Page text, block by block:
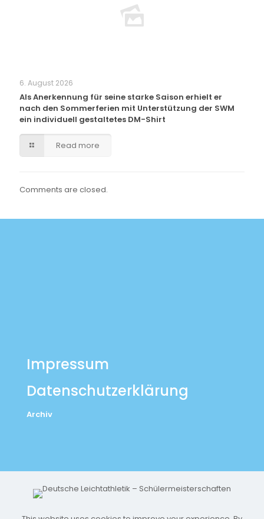
6. August 2026
Als Anerkennung für seine starke Saison erhielt er
nach den Sommerferien mit Unterstützung der SWM
ein individuell gestaltetes DM-Shirt
Read more
Comments are closed.
Impressum
Datenschutzerklärung
Archiv